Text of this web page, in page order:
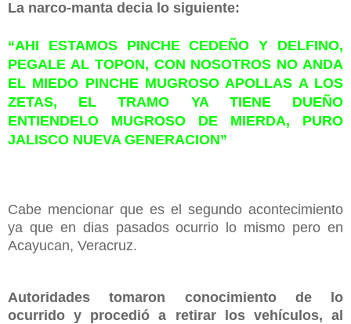
La narco-manta decia lo siguiente:
“AHI ESTAMOS PINCHE CEDEÑO Y DELFINO,
PEGALE AL TOPON, CON NOSOTROS NO ANDA
EL MIEDO PINCHE MUGROSO APOLLAS A LOS
ZETAS, EL TRAMO YA TIENE DUEÑO
ENTIENDELO MUGROSO DE MIERDA, PURO
JALISCO NUEVA GENERACION”
Cabe mencionar que es el segundo acontecimiento
ya que en dias pasados ocurrio lo mismo pero en
Acayucan, Veracruz.
Autoridades tomaron conocimiento de lo
ocurrido y procedió a retirar los vehículos, al